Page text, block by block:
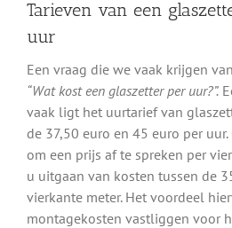
Tarieven van een
uur
Een vraag die we vaak krijgen
“Wat kost een glaszetter per uur?”.
vaak ligt het uurtarief van
de 37,50 euro en 45 euro per
om een prijs af te spreken per
u uitgaan van kosten tussen de
vierkante meter. Het voordeel
montagekosten vastliggen voor